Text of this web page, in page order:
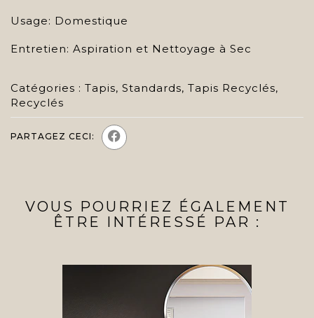
Usage: Domestique
Entretien: Aspiration et Nettoyage à Sec
Catégories : Tapis, Standards, Tapis Recyclés,
Recyclés
PARTAGEZ CECI:
VOUS POURRIEZ ÉGALEMENT
ÊTRE INTÉRESSÉ PAR :